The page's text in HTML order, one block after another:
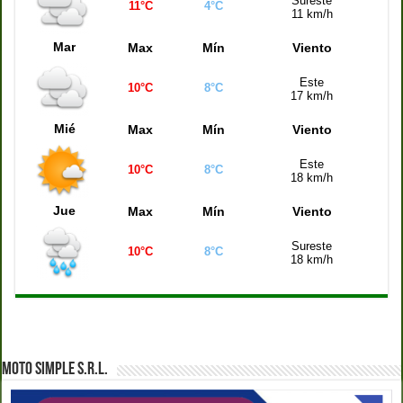
Quiniela Buenos Aires (21:00 hs)
Quiniela Montevideo (21:00 hs)
11°C 4°C
11 km/h
Mar Max Mín Viento
10°C 8°C
Este
17 km/h
Mié Max Mín Viento
10°C 8°C
Este
18 km/h
Jue Max Mín Viento
10°C 8°C
Sureste
18 km/h
MOTO SIMPLE S.R.L.